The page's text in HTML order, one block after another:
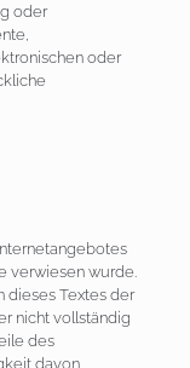
oder
oder
verwiesen wurde.
dieses Textes der
nicht vollständig
des
davon